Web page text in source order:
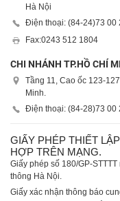
Hà Nội
Điện thoại: (84-24)73 00
Fax:0243 512 1804
CHI NHÁNH TP.HỒ CHÍ
Tầng 11, Cao ốc 123-
Minh.
Điện thoại: (84-28)73 00
GIẤY PHÉP THIẾT
HỢP TRÊN MẠNG.
Giấy phép số 180/GP-
thông Hà Nội.
Giấy xác nhận thông báo